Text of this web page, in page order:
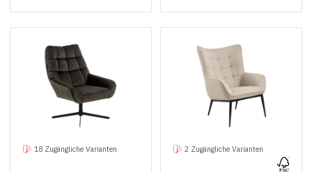
18 Zugängliche Varianten 2 Zugängliche Varianten